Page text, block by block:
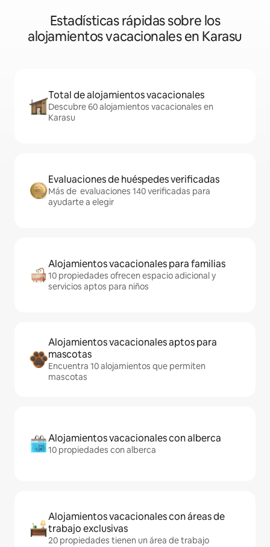
Estadísticas rápidas sobre los
alojamientos vacacionales en Karasu
Total de alojamientos vacacionales
Descubre 60 alojamientos vacacionales en
Karasu
Evaluaciones de huéspedes verificadas
Más de evaluaciones 140 verificadas para
ayudarte a elegir
Alojamientos vacacionales para familias
10 propiedades ofrecen espacio adicional y
servicios aptos para niños
Alojamientos vacacionales aptos para
mascotas
Encuentra 10 alojamientos que permiten
mascotas
Alojamientos vacacionales con alberca
10 propiedades con alberca
Alojamientos vacacionales con áreas de
trabajo exclusivas
20 propiedades tienen un área de trabajo